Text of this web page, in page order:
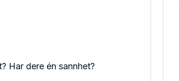
Har dere én sannhet?